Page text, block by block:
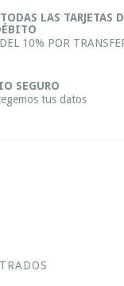
LAS TARJETAS
10% POR
SEGURO
tus datos